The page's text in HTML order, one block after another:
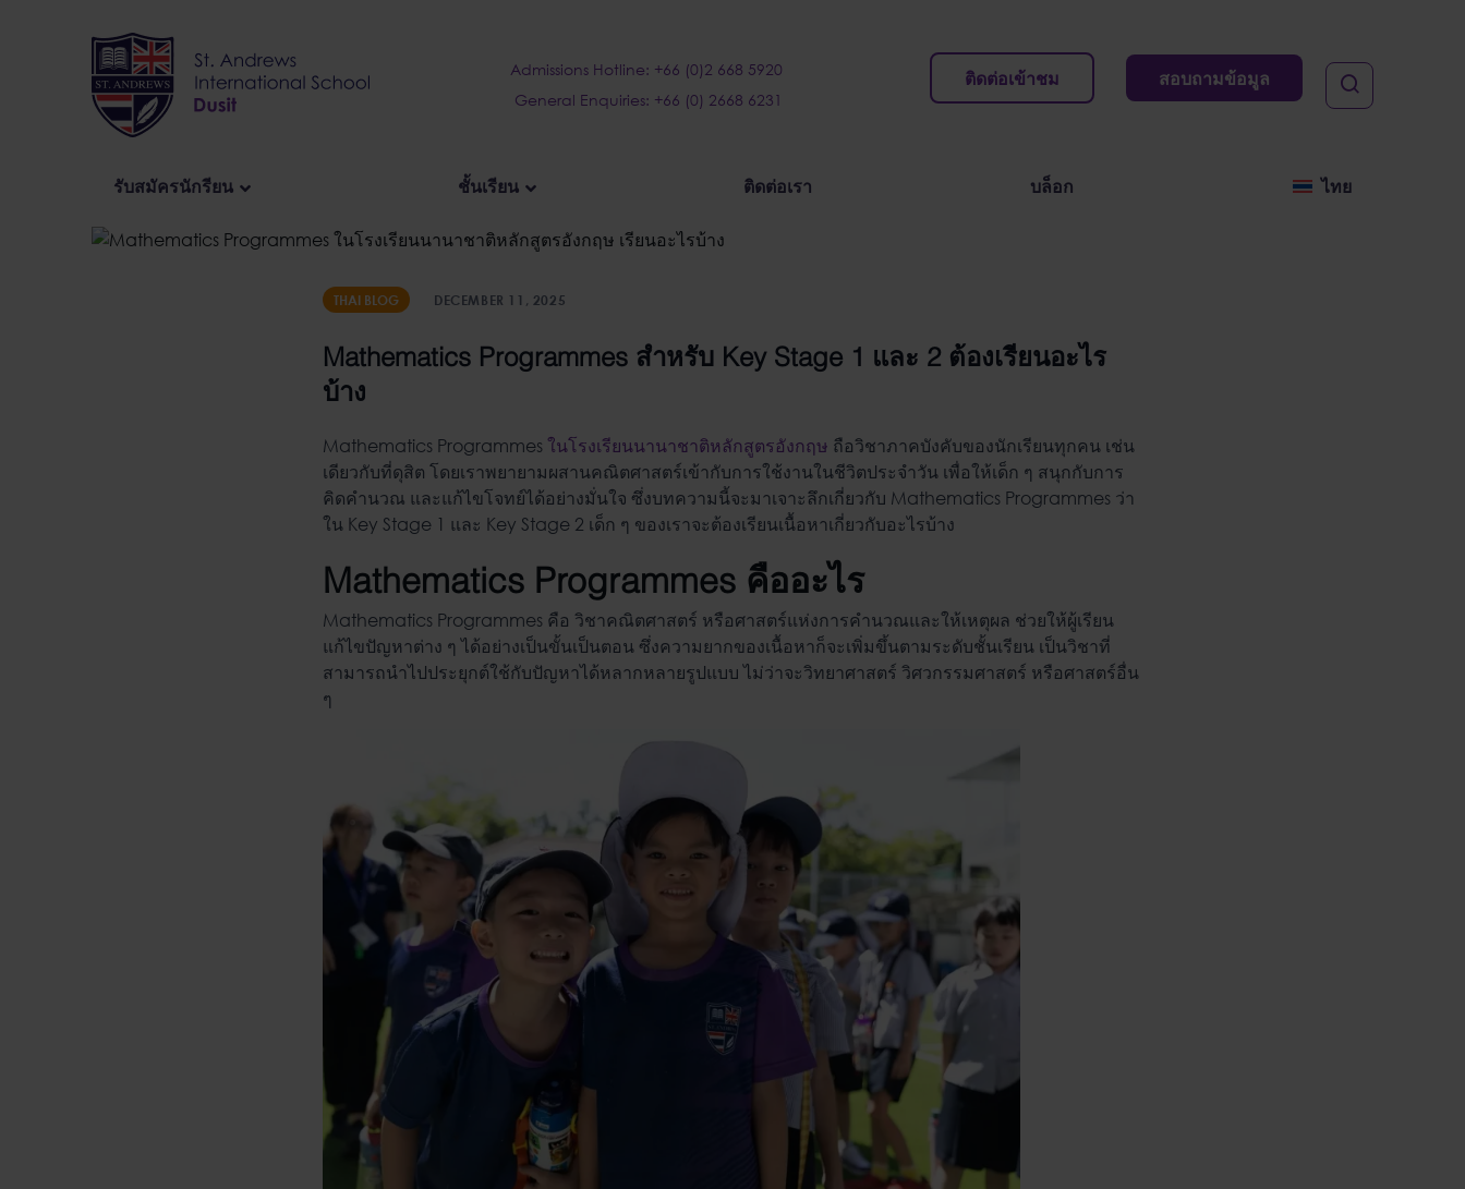
Admissions Hotline: +66 (0)2 668 5920
General Enquiries: +66 (0) 2668 6231
ติดต่อเข้าชม สอบถามข้อมูล
รับสมัครนักรียน ชั้นเรียน ติดต่อเรา บล็อก ไทย
THAI BLOG DECEMBER 11, 2025
Mathematics Programmes สำหรับ Key Stage 1 และ 2 ต้องเรียนอะไร
บ้าง
Mathematics Programmes ในโรงเรียนนานาชาติหลักสูตรอังกฤษ ถือวิชาภาคบังคับของนักเรียนทุกคน เช่น
เดียวกับที่ดุสิต โดยเราพยายามผสานคณิตศาสตร์เข้ากับการใช้งานในชีวิตประจำวัน เพื่อให้เด็ก ๆ สนุกกับการ
คิดคำนวณ และแก้ไขโจทย์ได้อย่างมั่นใจ ซึ่งบทความนี้จะมาเจาะลึกเกี่ยวกับ Mathematics Programmes ว่า
ใน Key Stage 1 และ Key Stage 2 เด็ก ๆ ของเราจะต้องเรียนเนื้อหาเกี่ยวกับอะไรบ้าง
Mathematics Programmes คืออะไร
Mathematics Programmes คือ วิชาคณิตศาสตร์ หรือศาสตร์แห่งการคำนวณและให้เหตุผล ช่วยให้ผู้เรียน
แก้ไขปัญหาต่าง ๆ ได้อย่างเป็นขั้นเป็นตอน ซึ่งความยากของเนื้อหาก็จะเพิ่มขึ้นตามระดับชั้นเรียน เป็นวิชาที่
สามารถนำไปประยุกต์ใช้กับปัญหาได้หลากหลายรูปแบบ ไม่ว่าจะวิทยาศาสตร์ วิศวกรรมศาสตร์ หรือศาสตร์อื่น
ๆ